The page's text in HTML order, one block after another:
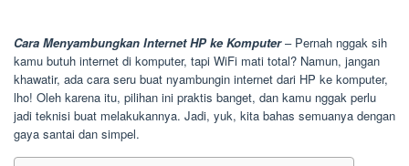
Cara Menyambungkan Internet HP ke Komputer– Pernah nggak sih
kamu butuh internet di komputer, tapi WiFi mati total? Namun, jangan
khawatir, ada cara seru buat nyambungin internet dari HP ke komputer,
lho! Oleh karena itu, pilihan ini praktis banget, dan kamu nggak perlu
jadi teknisi buat melakukannya. Jadi, yuk, kita bahas semuanya dengan
gaya santai dan simpel.